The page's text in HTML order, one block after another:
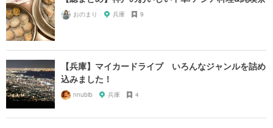
おのまり 兵庫 9
【兵庫】マイカードライブ いろんなジャンルを詰め
込みました！
nnubib 兵庫 4